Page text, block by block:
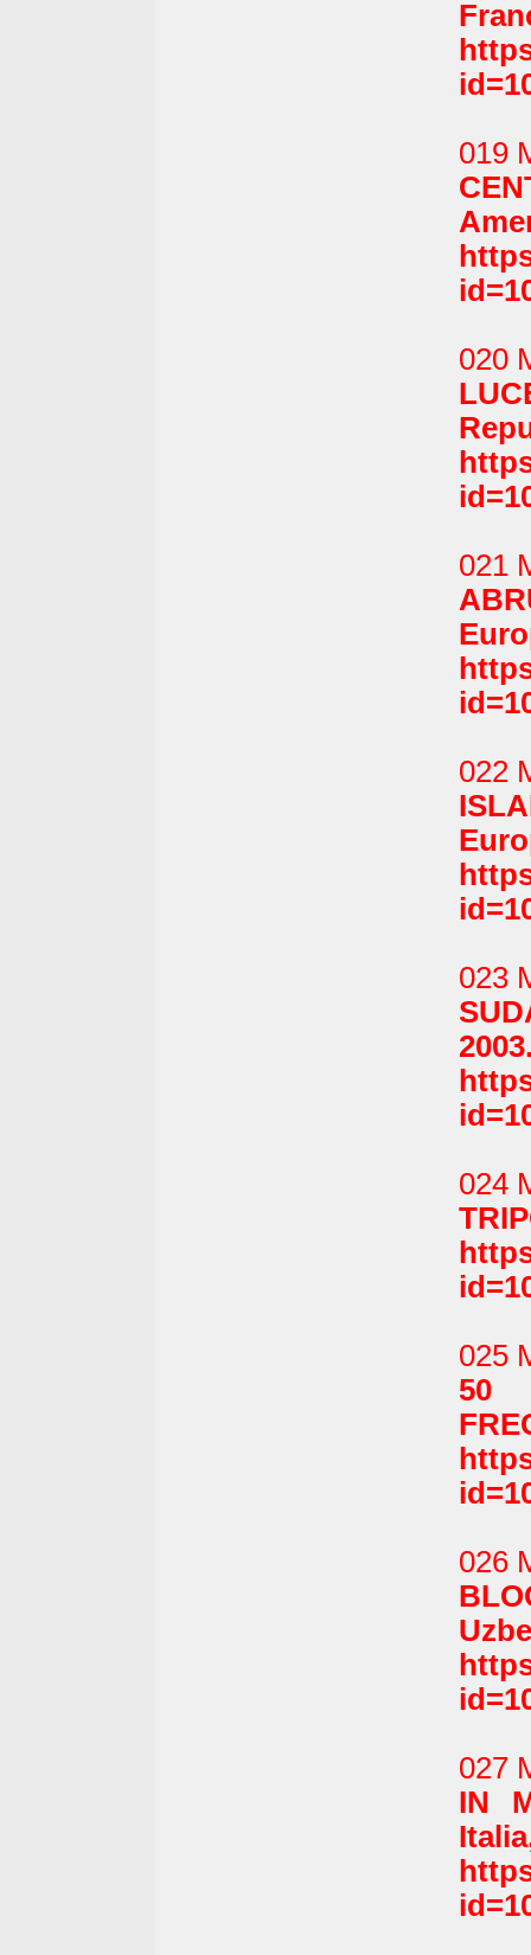
019
020
021
022
023
024
025
50
026
027
IN